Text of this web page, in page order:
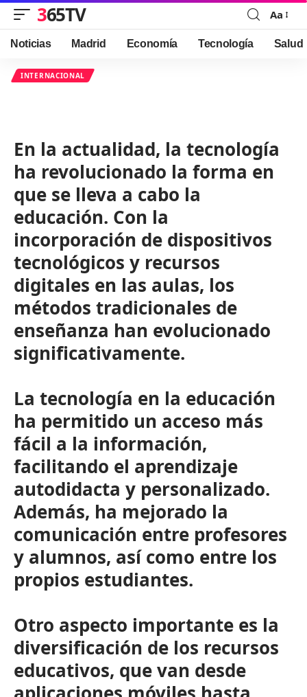
365TV
Font
Resizer
Aa
Noticias Madrid Economía Tecnología Salud
INTERNACIONAL
En la actualidad, la tecnología
ha revolucionado la forma en
que se lleva a cabo la
educación. Con la
incorporación de dispositivos
tecnológicos y recursos
digitales en las aulas, los
métodos tradicionales de
enseñanza han evolucionado
significativamente.
La tecnología en la educación
ha permitido un acceso más
fácil a la información,
facilitando el aprendizaje
autodidacta y personalizado.
Además, ha mejorado la
comunicación entre profesores
y alumnos, así como entre los
propios estudiantes.
Otro aspecto importante es la
diversificación de los recursos
educativos, que van desde